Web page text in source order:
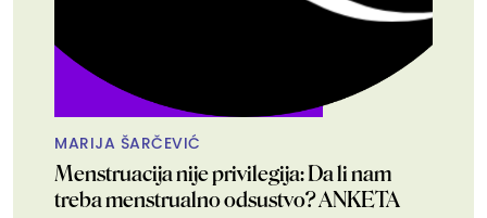
MARIJA ŠARČEVIĆ
Menstruacija nije privilegija: Da li nam
treba menstrualno odsustvo? ANKETA